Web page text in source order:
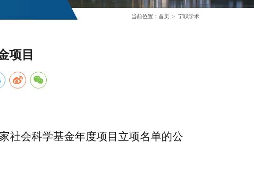
当前位置： 首页 宁职学术
项目
社会科学基金年度项目立项名单的公